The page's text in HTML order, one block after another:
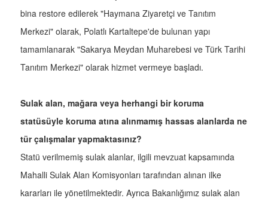
bina restore edilerek "Haymana Ziyaretçi ve Tanıtım
Merkezi" olarak, Polatlı Kartaltepe'de bulunan yapı
tamamlanarak "Sakarya Meydan Muharebesi ve Türk Tarihi
Tanıtım Merkezi" olarak hizmet vermeye başladı.
Sulak alan, mağara veya herhangi bir koruma
statüsüyle koruma atına alınmamış hassas alanlarda ne
tür çalışmalar yapmaktasınız?
Statü verilmemiş sulak alanlar, ilgili mevzuat kapsamında
Mahalli Sulak Alan Komisyonları tarafından alınan ilke
kararları ile yönetilmektedir. Ayrıca Bakanlığımız sulak alan